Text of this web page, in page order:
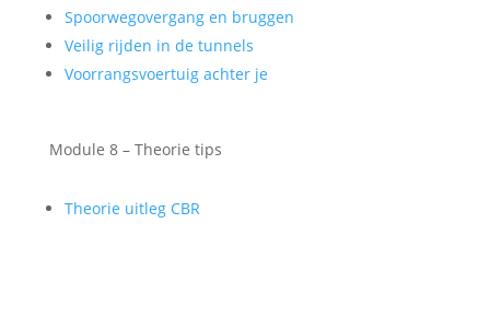
Spoorwegovergang en bruggen
Veilig rijden in de tunnels
Voorrangsvoertuig achter je
Module 8 – Theorie tips
Theorie uitleg CBR